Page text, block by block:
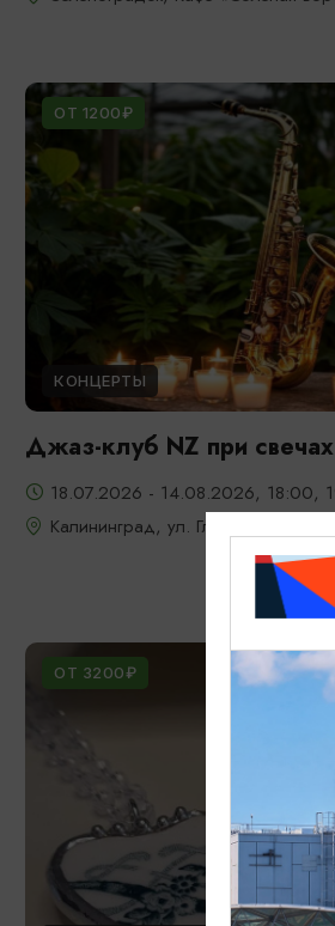
ОТ 1200₽
КОНЦЕРТЫ
Джаз-клуб NZ при свечах
18.07.2026 - 14.08.2026, 18:00,
Калининград, ул. Глазунова, 9
ОТ 3200₽